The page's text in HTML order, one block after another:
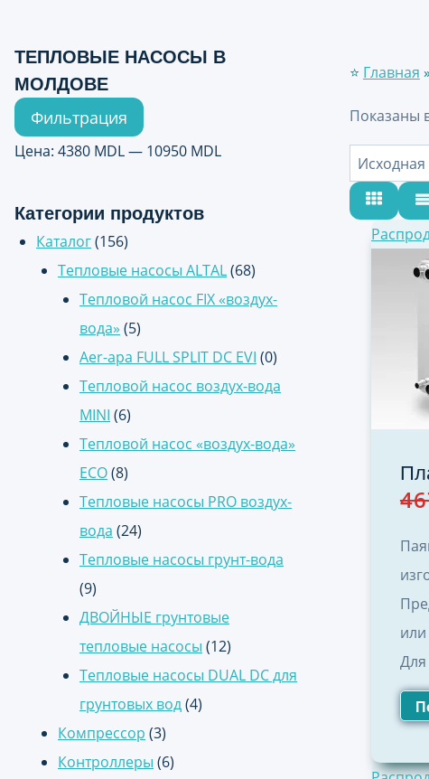
⭐ Главная »
Показаны
Для
ТЕПЛОВЫЕ НАСОСЫ В
МОЛДОВЕ
Минимальная
цена
Максимальная
цена
Фильтрация
Цена: 4380 MDL— 10950 MDL
Категории продуктов
Каталог(156)
Тепловые насосы ALTAL(68)
Тепловой насос FIX «воздух-
вода» (5)
Aer-apa FULL SPLIT DC EVI (0)
Тепловой насос воздух-вода
MINI (6)
Тепловой насос «воздух-вода»
ECO(8)
Тепловые насосы PRO воздух-
вода (24)
Тепловые насосы грунт-вода
(9)
ДВОЙНЫЕ грунтовые
тепловые насосы (12)
Тепловые насосы DUAL DC для
грунтовых вод(4)
Компрессор (3)
Контроллеры (6)